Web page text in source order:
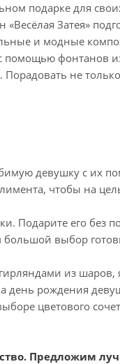
подарке для
Затея»
и модные
помощью фонтанов
не
девушку с их
чтобы на
Подарите его без
большой выбор
из шаров,
день рождения
цветового
Предложим